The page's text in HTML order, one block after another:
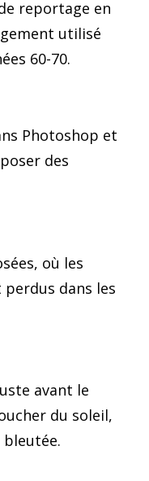
reportage en
utilisé
60-70.
Photoshop et
des
où les
dans les
avant le
du soleil,